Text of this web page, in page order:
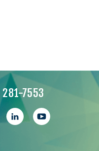
281-7553